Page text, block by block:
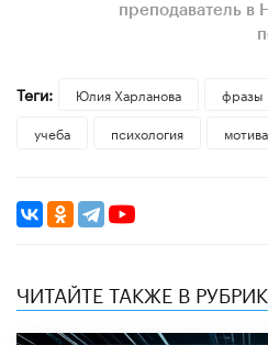
преподаватель в
Теги: Юлия Харланова фразы
учеба
психология
ЧИТАЙТЕ ТАКЖЕ В